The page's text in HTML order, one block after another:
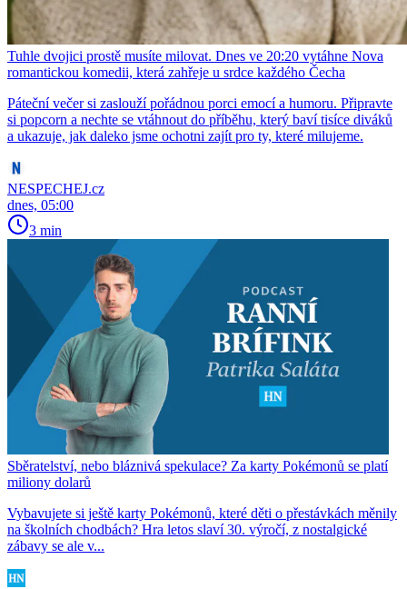
Tuhle dvojici prostě musíte milovat. Dnes ve 20:20 vytáhne Nova
romantickou komedii, která zahřeje u srdce každého Čecha
Páteční večer si zaslouží pořádnou porci emocí a humoru. Připravte
si popcorn a nechte se vtáhnout do příběhu, který baví tisíce diváků
a ukazuje, jak daleko jsme ochotni zajít pro ty, které milujeme.
NESPECHEJ.cz
dnes, 05:00
3 min
Sběratelství, nebo bláznivá spekulace? Za karty Pokémonů se platí
miliony dolarů
Vybavujete si ještě karty Pokémonů, které děti o přestávkách měnily
na školních chodbách? Hra letos slaví 30. výročí, z nostalgické
zábavy se ale v...